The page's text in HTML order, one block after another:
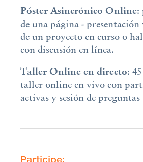
Póster Asincrónico Online:
de una página -
de un proyecto en curso o
con discusión en línea.
Taller Online en directo:
taller online en vivo con
activas y sesión de preguntas
Participe: